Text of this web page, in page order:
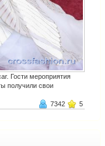
Гости мероприятия
получили свои
7342 5